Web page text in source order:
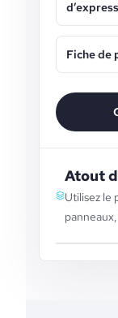
Fiche de
Atout
Utilisez le